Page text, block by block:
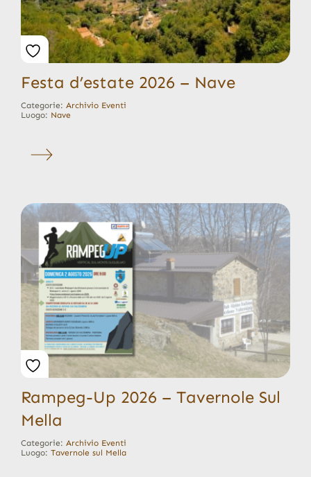
Festa d’estate 2026 – Nave
Categorie: Archivio Eventi
Luogo: Nave
Rampeg-Up 2026 – Tavernole Sul
Mella
Categorie: Archivio Eventi
Luogo: Tavernole sul Mella